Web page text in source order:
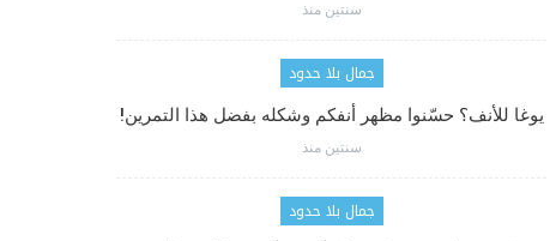
سنتين منذ
جمال بلا حدود
يوغا للأنف؟ حسّنوا مظهر أنفكم وشكله بفضل هذا التمرين!
سنتين منذ
جمال بلا حدود